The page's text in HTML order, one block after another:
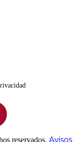
reservados. Avisos